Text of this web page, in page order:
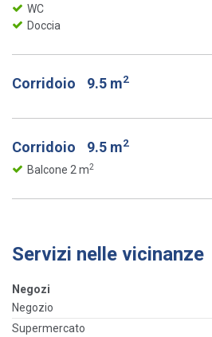
WC
Doccia
Corridoio 9.5 m2
Corridoio 9.5 m2
Balcone 2 m2
Servizi nelle vicinanze
Negozi
Negozio
Supermercato